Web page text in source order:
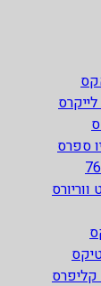
ספרס
ווריורס
קליפרס